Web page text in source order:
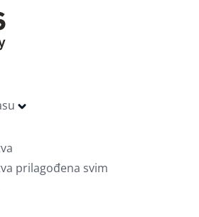
prilagođena svim